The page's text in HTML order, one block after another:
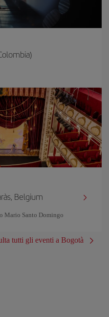
Belgium
Mario Santo Domingo
tutti gli eventi a Bogotà